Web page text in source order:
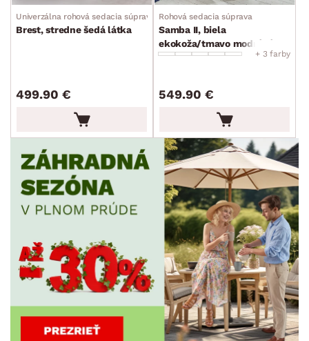
Univerzálna rohová sedacia súprava
Brest, stredne šedá látka
499.90 €
Rohová sedacia súprava
Samba II, biela
ekokoža/tmavo modrá látka
+ 3 farby
549.90 €